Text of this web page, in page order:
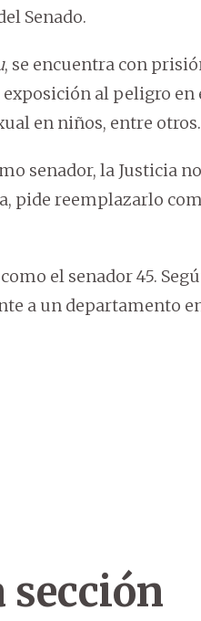
Senado.
, se encuentra con
al peligro
en niños, entre otros.
senador, la Justicia
pide reemplazarlo
el senador 45.
a un departamento
sección